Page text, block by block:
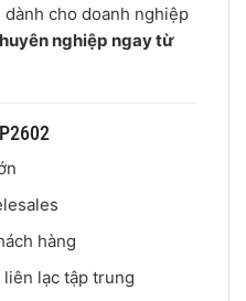
cho doanh nghiệp
nghiệp ngay từ
hàng
liên lạc tập trung